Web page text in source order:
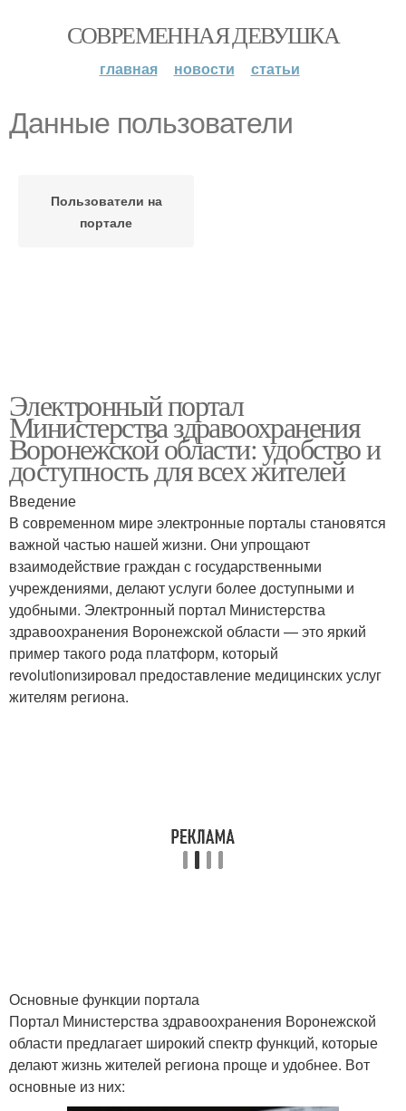
СОВРЕМЕННАЯ ДЕВУШКА
главная новости статьи
Данные пользователи
Пользователи на
портале
Электронный портал
Министерства здравоохранения
Воронежской области: удобство и
доступность для всех жителей
Введение
В современном мире электронные порталы становятся
важной частью нашей жизни. Они упрощают
взаимодействие граждан с государственными
учреждениями, делают услуги более доступными и
удобными. Электронный портал Министерства
здравоохранения Воронежской области — это яркий
пример такого рода платформ, который
revolutionизировал предоставление медицинских услуг
жителям региона.
Основные функции портала
Портал Министерства здравоохранения Воронежской
области предлагает широкий спектр функций, которые
делают жизнь жителей региона проще и удобнее. Вот
основные из них: